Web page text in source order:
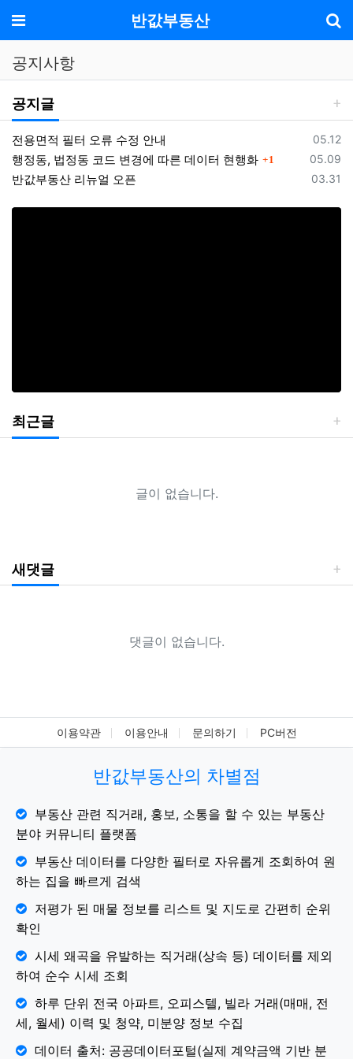
메뉴 반값부동산
공지사항
공지글
등록일
05.12
전용면적 필터 오류 수정 안내
등록일
05.09
행정동, 법정동 코드 변경에 따른 데이터 현행화 댓글
1
등록일
03.31
반값부동산 리뉴얼 오픈
최근글
글이 없습니다.
새댓글
댓글이 없습니다.
이용약관 이용안내 문의하기 PC버전
반값부동산의 차별점
부동산 관련 직거래, 홍보, 소통을 할 수 있는 부동산
분야 커뮤니티 플랫폼
부동산 데이터를 다양한 필터로 자유롭게 조회하여 원
하는 집을 빠르게 검색
저평가 된 매물 정보를 리스트 및 지도로 간편히 순위
확인
시세 왜곡을 유발하는 직거래(상속 등) 데이터를 제외
하여 순수 시세 조회
하루 단위 전국 아파트, 오피스텔, 빌라 거래(매매, 전
세, 월세) 이력 및 청약, 미분양 정보 수집
데이터 출처: 공공데이터포털(실제 계약금액 기반 분